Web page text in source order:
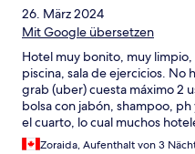
26. März 2024
Mit Google übersetzen
Hotel muy bonito, muy
piscina, sala de ejercicios.
grab (uber) cuesta máximo 2
bolsa con jabón, shampoo,
el cuarto, lo cual muchos
!
Zoraida, Aufenthalt von 3